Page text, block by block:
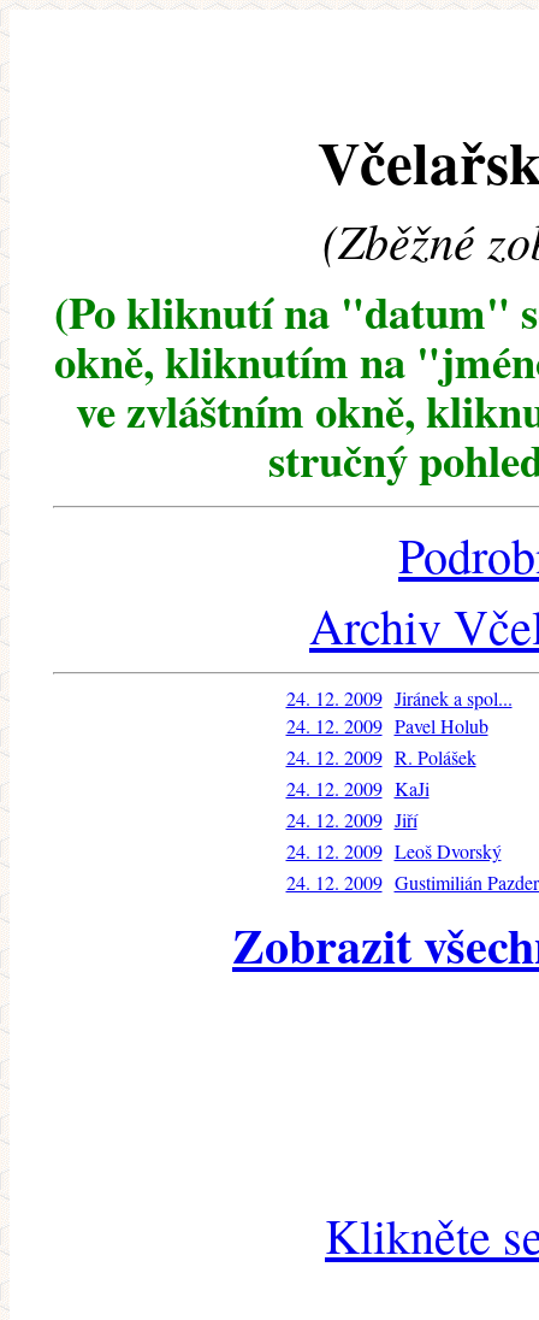
(Zběžné
(Po kliknutí na "datum"
okně, kliknutím na
ve zvláštním okně,
stručný
Archiv
24. 12. 2009 Jiránek a spol...
24. 12. 2009 Pavel Holub
24. 12. 2009 R. Polášek
24. 12. 2009 KaJi
24. 12. 2009 Jiří
24. 12. 2009 Leoš Dvorský
24. 12. 2009 Gustimilián
Zobrazit
Klikněte